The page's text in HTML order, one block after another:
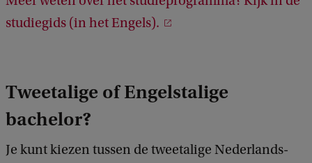
wereldwijd, met een focus op Nederland. Ook verkennen we
theoretische concepten van instituties en hun functie in
6
eindpresentatie van je onderzoek tijdens een
studentenbijeenkomst.
studiegids (in het Engels).
Tweetalige of Engelstalige
bachelor?
Je kunt kiezen tussen de tweetalige Nederlands-